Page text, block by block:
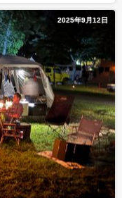
2025年9月12日